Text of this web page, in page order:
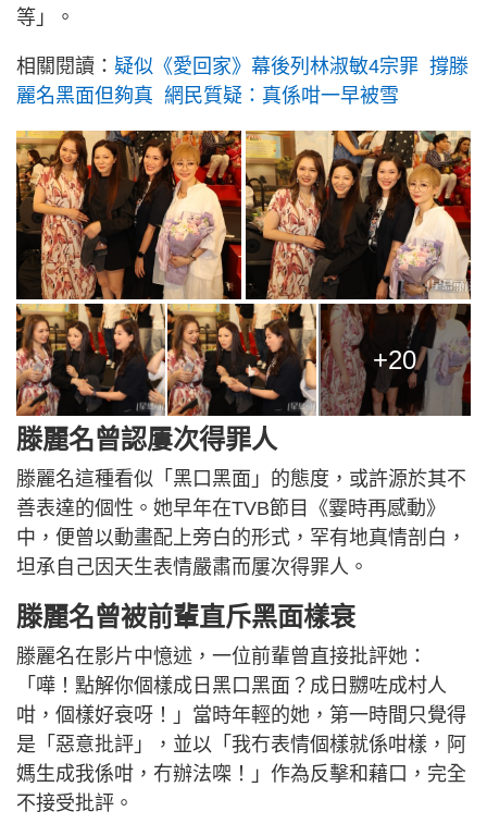
等」。
相關閱讀： 疑似《愛回家》幕後列林淑敏4宗罪 撐滕
麗名黑面但夠真 網民質疑：真係咁一早被雪
+20
滕麗名曾認屢次得罪人
滕麗名這種看似「黑口黑面」的態度，或許源於其不
善表達的個性。她早年在TVB節目《霎時再感動》
中，便曾以動畫配上旁白的形式，罕有地真情剖白，
坦承自己因天生表情嚴肅而屢次得罪人。
滕麗名曾被前輩直斥黑面樣衰
滕麗名在影片中憶述，一位前輩曾直接批評她：
「嘩！點解你個樣成日黑口黑面？成日嬲咗成村人
咁，個樣好衰呀！」當時年輕的她，第一時間只覺得
是「惡意批評」，並以「我冇表情個樣就係咁樣，阿
媽生成我係咁，冇辦法㗎！」作為反擊和藉口，完全
不接受批評。